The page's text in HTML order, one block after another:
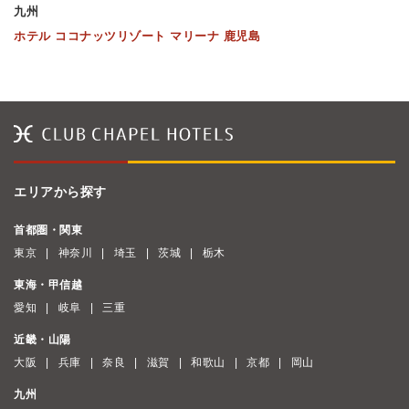
九州
ホテル ココナッツリゾート マリーナ 鹿児島
エリアから探す
首都圏・関東
東京
神奈川 埼玉 茨城 栃木
東海・甲信越
愛知
岐阜 三重
近畿・山陽
大阪
兵庫 奈良 滋賀 和歌山 京都 岡山
九州